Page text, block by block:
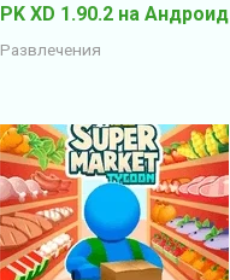
PK XD 1.90.2 на Андроид
Развлечения